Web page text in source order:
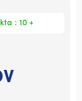
: 10 +